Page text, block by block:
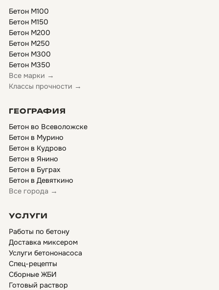
Бетон М100
Бетон М150
Бетон М200
Бетон М250
Бетон М300
Бетон М350
Все марки →
Классы прочности →
ГЕОГРАФИЯ
Бетон во Всеволожске
Бетон в Мурино
Бетон в Кудрово
Бетон в Янино
Бетон в Буграх
Бетон в Девяткино
Все города →
УСЛУГИ
Работы по бетону
Доставка миксером
Услуги бетононасоса
Спец-рецепты
Сборные ЖБИ
Готовый раствор